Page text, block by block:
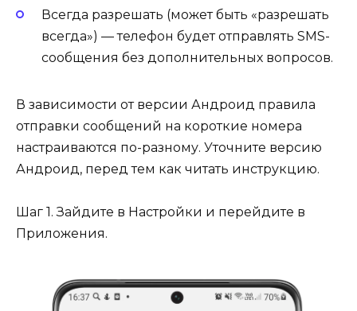
Всегда разрешать (может быть «разрешать
всегда») — телефон будет отправлять SMS-
сообщения без дополнительных вопросов.
В зависимости от версии Андроид правила
отправки сообщений на короткие номера
настраиваются по-разному. Уточните версию
Андроид, перед тем как читать инструкцию.
Шаг 1. Зайдите в Настройки и перейдите в
Приложения.